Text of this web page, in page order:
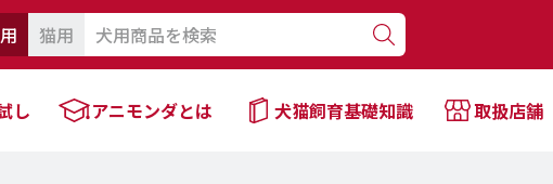
猫用
し アニモンダとは 犬猫飼育基礎知識 取扱店舗